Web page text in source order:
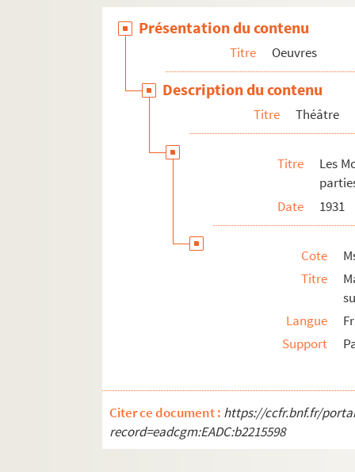
Présentation du contenu
Titre Oeuvres
Description du contenu
Titre Théâtre
Titre
Les
Date
1931
Cote
Titre
Langue
Support
Citer ce document : https://ccfr.bnf.fr/
record=eadcgm:EADC:b2215598